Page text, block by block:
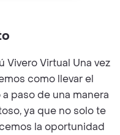
Vivero Virtual Una vez
como llevar el
paso de una manera
ya que no solo te
la oportunidad